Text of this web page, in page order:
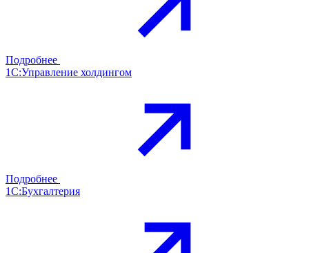
Подробнее
1С:Управление холдингом
Подробнее
1С:Бухгалтерия